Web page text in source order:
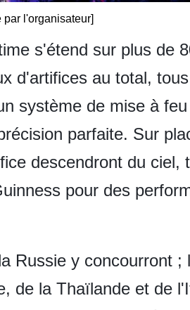
l'organisateur]
s'étend sur plus de
d'artifices au total, tous
système de mise à feu
parfaite. Sur
descendront du ciel,
pour des
Russie y concourront ;
de la Thaïlande et de